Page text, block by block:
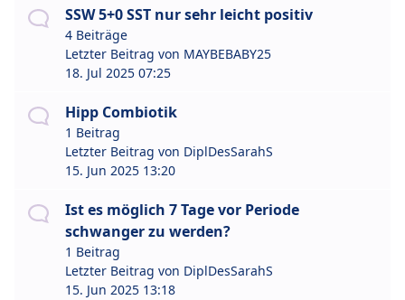
SSW 5+0 SST nur sehr leicht positiv
4 Beiträge
Letzter Beitrag von MAYBEBABY25
18. Jul 2025 07:25
Hipp Combiotik
1 Beitrag
Letzter Beitrag von DiplDesSarahS
15. Jun 2025 13:20
Ist es möglich 7 Tage vor Periode
schwanger zu werden?
1 Beitrag
Letzter Beitrag von DiplDesSarahS
15. Jun 2025 13:18